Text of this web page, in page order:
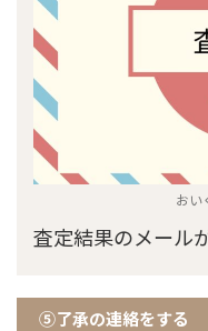
おい
査定結果のメール
⑤了承の連絡をする